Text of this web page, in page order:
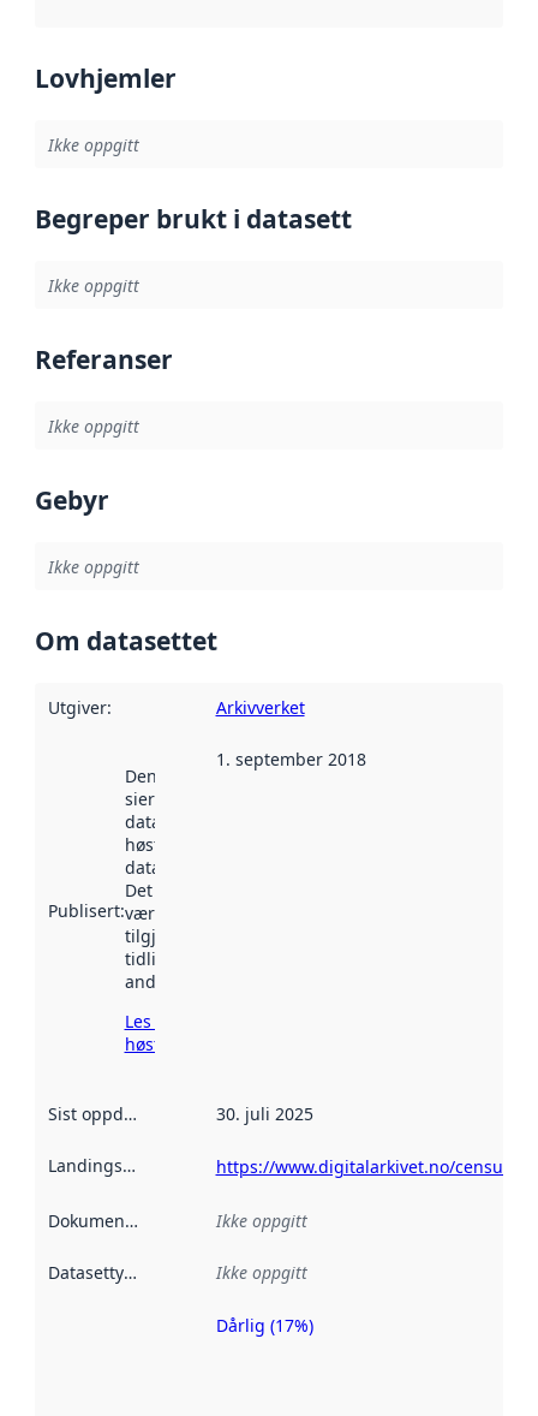
Lovhjemler
Ikke oppgitt
Begreper brukt i datasett
Ikke oppgitt
Referanser
Ikke oppgitt
Gebyr
Ikke oppgitt
Om datasettet
Utgiver: Arkivverket
Publisert:
Denne datoen
sier når
datasettet ble
høstet av
data.norge.no.
Det kan ha
vært
tilgjengelig
tidligere
andre steder.
Les mer om
høsting her
1. september 2018
Sist oppdatert 30. juli 2025
Landingsside https://www.digitalarkivet.no/census/
Dokumentasjon Ikke oppgitt
Datasettype Ikke oppgitt
Metadatakvalitet
Dårlig (17%)